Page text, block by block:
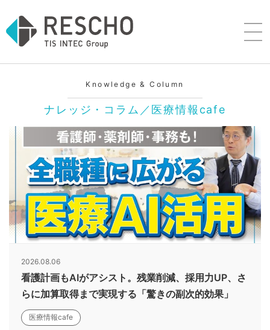
Knowledge & Column
ナレッジ・コラム／医療情報cafe
2026.08.06
看護計画もAIがアシスト。残業削減、採用力UP、さ
らに加算取得まで実現する「驚きの副次的効果」
医療情報cafe